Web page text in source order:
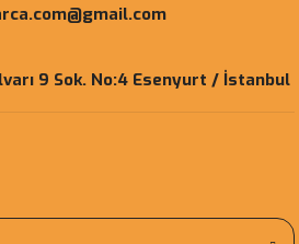
9 Sok. No:4 Esenyurt / İstanbul